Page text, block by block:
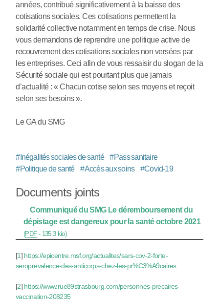
années, contribué significativement à la baisse des
cotisations sociales. Ces cotisations permettent la
solidarité collective notamment en temps de crise. Nous
vous demandons de reprendre une politique active de
recouvrement des cotisations sociales non versées par
les entreprises. Ceci afin de vous ressaisir du slogan de la
Sécurité sociale qui est pourtant plus que jamais
d’actualité : « Chacun cotise selon ses moyens et reçoit
selon ses besoins ».
Le GA du SMG
#Inégalités sociales de santé #Pass sanitaire
#Politique de santé #Accès aux soins #Covid-19
Documents joints
Communiqué du SMG Le déremboursement du
dépistage est dangereux pour la santé octobre 2021
(PDF- 135.3 kio)
[1] https://epicentre.msf.org/actualites/sars-cov-2-forte-
seroprevalence-des-anticorps-chez-les-pr%C3%A9caires
[2] https://www.rue89strasbourg.com/personnes-precaires-
vaccination-208235